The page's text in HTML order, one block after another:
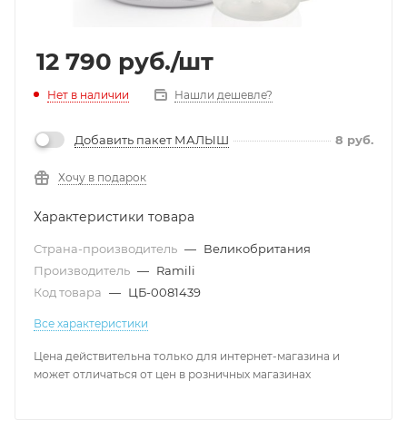
12 790 руб./шт
Нет в наличии Нашли дешевле?
Добавить пакет МАЛЫШ 8 руб.
Хочу в подарок
Характеристики товара
Страна-производитель — Великобритания
Производитель — Ramili
Код товара — ЦБ-0081439
Все характеристики
Цена действительна только для интернет-магазина и
может отличаться от цен в розничных магазинах